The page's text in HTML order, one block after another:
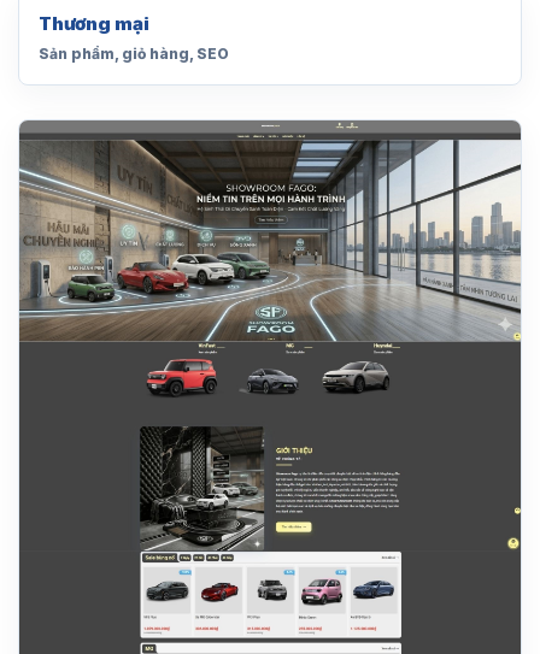
Thương mại
Sản phẩm, giỏ hàng, SEO